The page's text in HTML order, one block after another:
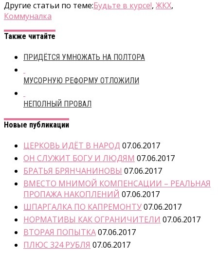
Другие статьи по теме:Будьте в курсе!, ЖКХ,
Коммуналка
Также читайте
ПРИДЁТСЯ УМНОЖАТЬ НА ПОЛТОРА
МУСОРНУЮ РЕФОРМУ ОТЛОЖИЛИ
НЕПОЛНЫЙ ПРОВАЛ
Новые публикации
ЦЕРКОВЬ ИДЁТ В НАРОД 07.06.2017
ОН СЛУЖИТ БОГУ И ЛЮДЯМ 07.06.2017
БРАТЬЯ БРЯНЧАНИНОВЫ 07.06.2017
ВМЕСТО МНИМОЙ КОМПЕНСАЦИИ – РЕАЛЬНАЯ
ПРОПАЖА НАКОПЛЕНИЙ 07.06.2017
ШПАРГАЛКА ПО КАПРЕМОНТУ07.06.2017
НОРМАТИВЫ КАК ОГРАНИЧИТЕЛИ 07.06.2017
ВТОРАЯ ПОПЫТКА07.06.2017
ПЛЮС 324 РУБЛЯ 07.06.2017